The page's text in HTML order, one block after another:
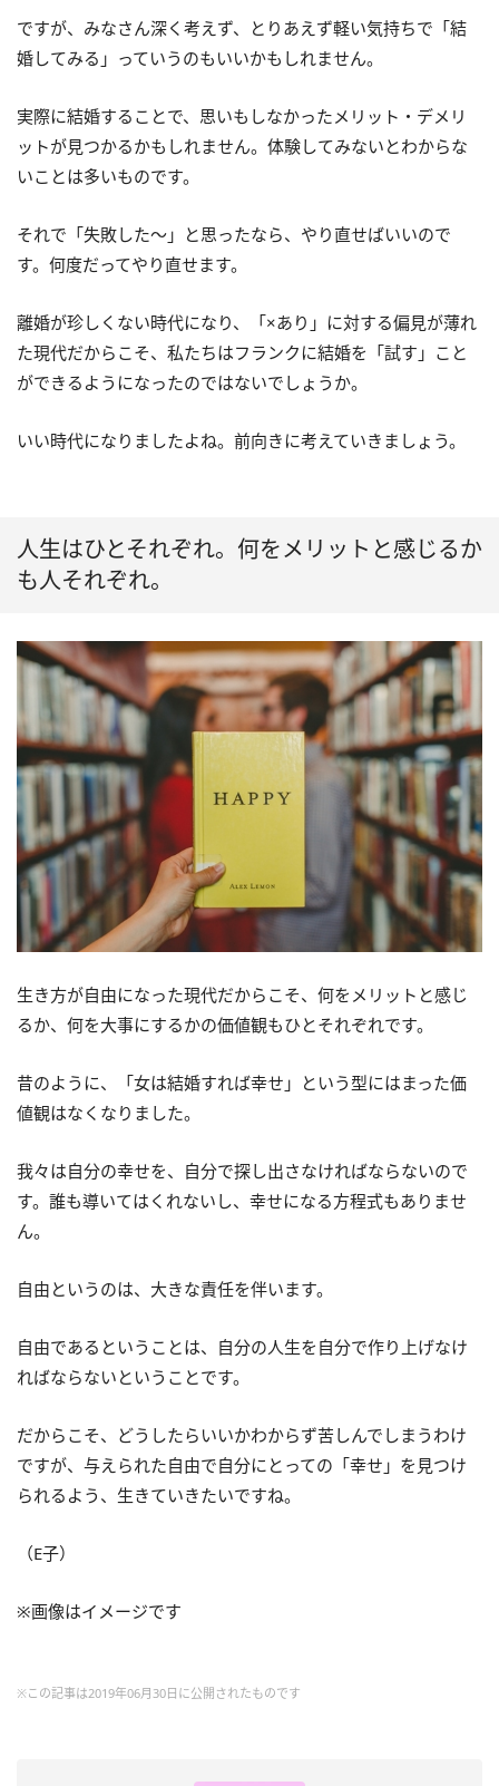
ですが、みなさん深く考えず、とりあえず軽い気持ちで「結
婚してみる」っていうのもいいかもしれません。
実際に結婚することで、思いもしなかったメリット・デメリ
ットが見つかるかもしれません。体験してみないとわからな
いことは多いものです。
それで「失敗した～」と思ったなら、やり直せばいいので
す。何度だってやり直せます。
離婚が珍しくない時代になり、「×あり」に対する偏見が薄れ
た現代だからこそ、私たちはフランクに結婚を「試す」こと
ができるようになったのではないでしょうか。
いい時代になりましたよね。前向きに考えていきましょう。
人生はひとそれぞれ。何をメリットと感じるか
も人それぞれ。
生き方が自由になった現代だからこそ、何をメリットと感じ
るか、何を大事にするかの価値観もひとそれぞれです。
昔のように、「女は結婚すれば幸せ」という型にはまった価
値観はなくなりました。
我々は自分の幸せを、自分で探し出さなければならないので
す。誰も導いてはくれないし、幸せになる方程式もありませ
ん。
自由というのは、大きな責任を伴います。
自由であるということは、自分の人生を自分で作り上げなけ
ればならないということです。
だからこそ、どうしたらいいかわからず苦しんでしまうわけ
ですが、与えられた自由で自分にとっての「幸せ」を見つけ
られるよう、生きていきたいですね。
（E子）
※画像はイメージです
※この記事は2019年06月30日に公開されたものです